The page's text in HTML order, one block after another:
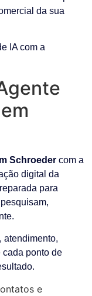
da sua
IA com a
Schroeder com a
digital da
para
atendimento,
cada ponto de
e